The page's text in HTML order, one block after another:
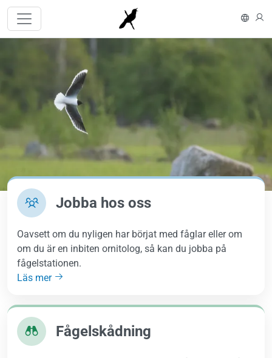
Hoppa till huvudinnehåll
In
Jobba hos oss
Oavsett om du nyligen har börjat med fåglar eller om
om du är en inbiten ornitolog, så kan du jobba på
fågelstationen.
Läs mer
Fågelskådning